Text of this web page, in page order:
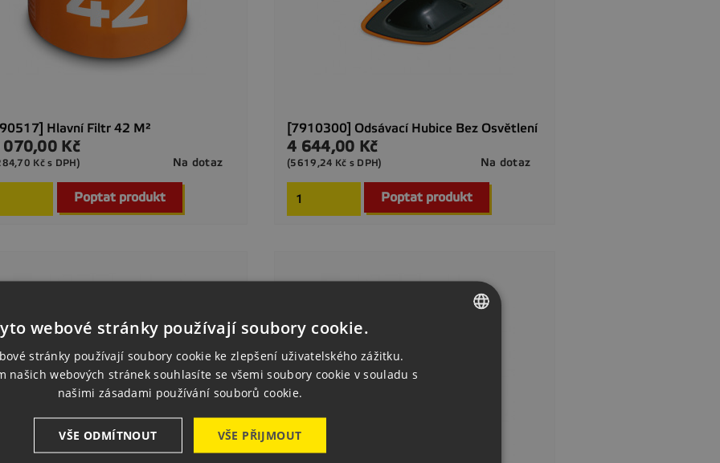
Hlavní Filtr 42 M²
070,00 Kč
Na dotaz
Kč s DPH)
Poptat produkt
Rychlý náhled
[7910300] Odsávací Hubice Bez Osvětlení
Cena
4 644,00 Kč
Na dotaz
(5619,24 Kč s DPH)
Poptat produkt
Rychlý náhled
webové stránky používají soubory cookie.
stránky používají soubory cookie ke zlepšení uživatelského zážitku.
našich webových stránek souhlasíte se všemi soubory cookie v souladu s
našimi zásadami používání souborů cookie.
VŠE PŘIJMOUT
VŠE ODMÍTNOUT